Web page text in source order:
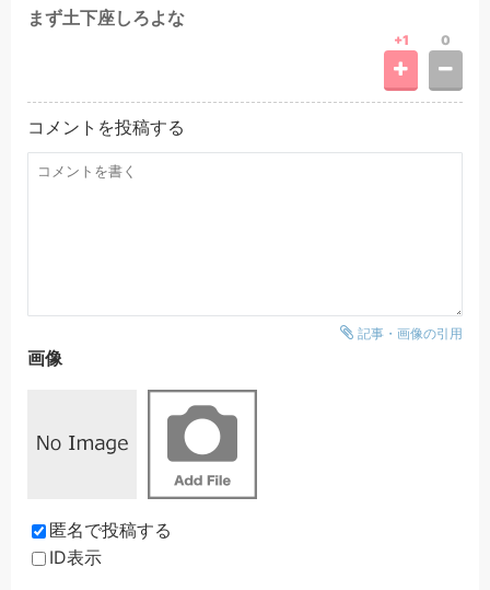
まず土下座しろよな
+1 0
コメントを投稿する
記事・画像の引用
画像
匿名で投稿する
ID表示